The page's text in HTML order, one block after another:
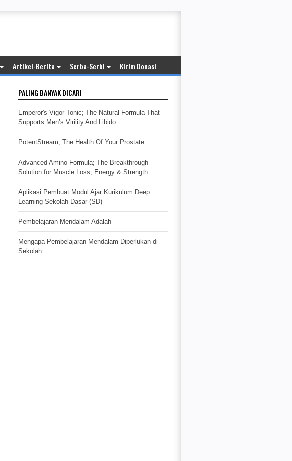
Artikel-Berita Serba-Serbi Kirim Donasi
PALING BANYAK DICARI
Emperor's Vigor Tonic; The Natural Formula That
Supports Men’s Virility And Libido
PotentStream; The Health Of Your Prostate
Advanced Amino Formula; The Breakthrough
Solution for Muscle Loss, Energy & Strength
Aplikasi Pembuat Modul Ajar Kurikulum Deep
Learning Sekolah Dasar (SD)
Pembelajaran Mendalam Adalah
Mengapa Pembelajaran Mendalam Diperlukan di
Sekolah